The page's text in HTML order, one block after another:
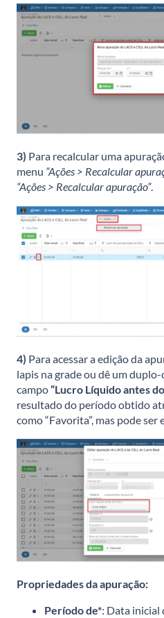
3) Para recalcular uma
menu “Ações > Recalcular
“Ações > Recalcular apuração”.
4) Para acessar a edição da
lapis na grade ou dê um
campo“Lucro Líquido antes do
resultado do período obtido
como “Favorita”, mas pode
Propriedades da apuração:
Período de*: Data inicial